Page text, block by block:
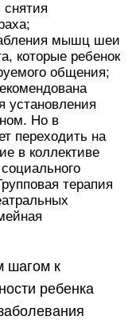
снятия
мышц шеи
которые ребенок
общения;
установления
Но в
переходить на
в коллективе
терапия
шагом к
ребенка